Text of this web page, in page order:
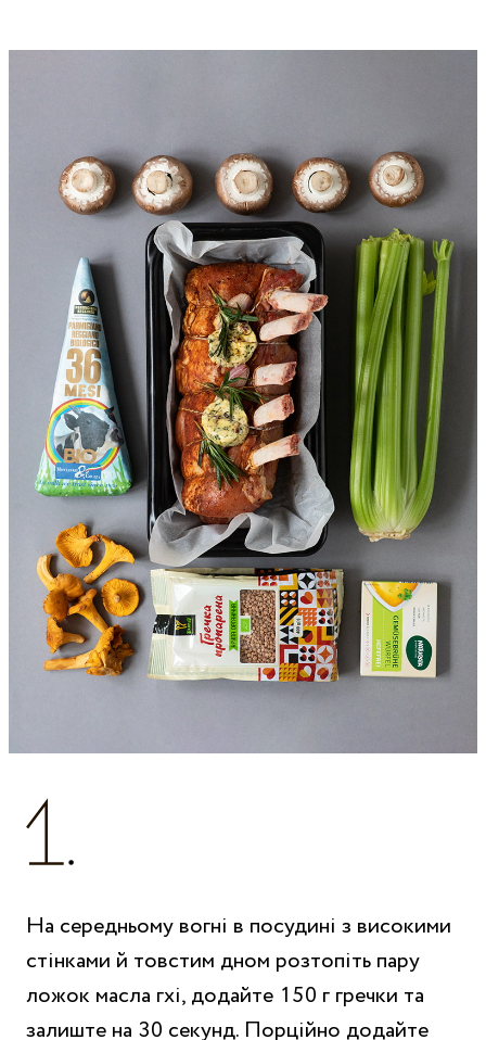
На середньому вогні в посудині з високими
стінками й товстим дном розтопіть пару
ложок масла гхі, додайте 150 г гречки та
залиште на 30 секунд. Порційно додайте